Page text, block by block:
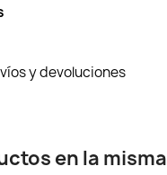
y devoluciones
en la misma